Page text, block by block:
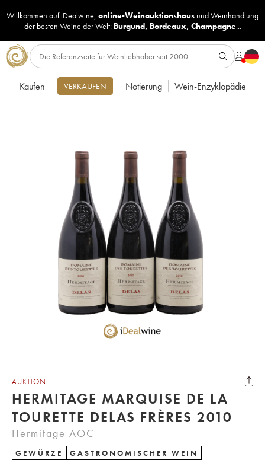
Willkommen auf iDealwine, online-Weinauktionshaus undWeinhandlung
der besten Weine der Welt: Burgund, Bordeaux, Champagne...
Kaufen VERKAUFEN Notierung Wein-Enzyklopädie
AUKTION
HERMITAGE MARQUISE DE LA
TOURETTE DELAS FRÈRES 2010
Hermitage AOC
GEWÜRZE
GASTRONOMISCHER WEIN